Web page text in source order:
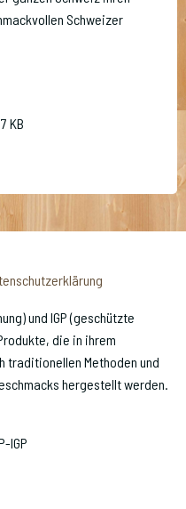
Schweizer
KB
und IGP (geschützte
die in ihrem
traditionellen Methoden und
hergestellt werden.
IGP